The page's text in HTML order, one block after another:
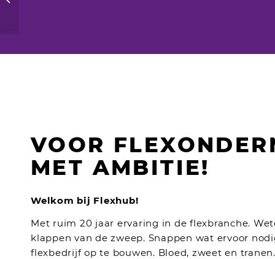
VOOR
MET AMBITIE!
Welkom bij Flexhub!
Met ruim 20 jaar ervaring in de flexbranche.
klappen van de zweep. Snappen wat ervoor
flexbedrijf op te bouwen. Bloed, zweet en